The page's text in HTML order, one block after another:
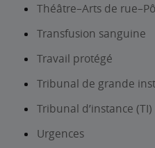
Théâtre–Arts de
Transfusion sanguine
Travail protégé
Tribunal de grande
Tribunal d’instance (TI)
Urgences